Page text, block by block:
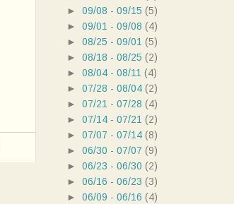
► 09/08 - 09/15 (5)
► 09/01 - 09/08 (4)
► 08/25 - 09/01 (5)
► 08/18 - 08/25 (2)
► 08/04 - 08/11 (4)
► 07/28 - 08/04 (2)
► 07/21 - 07/28 (4)
► 07/14 - 07/21 (2)
► 07/07 - 07/14 (8)
► 06/30 - 07/07 (9)
► 06/23 - 06/30 (2)
► 06/16 - 06/23 (3)
► 06/09 - 06/16 (4)